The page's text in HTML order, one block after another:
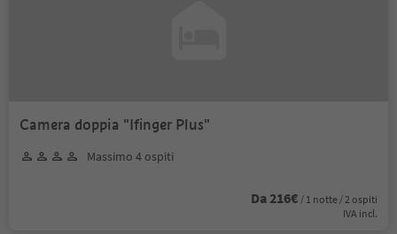
Camera doppia "Ifinger Plus"
Massimo 4 ospiti
Da 216€ / 1 notte / 2 ospiti
IVA incl.